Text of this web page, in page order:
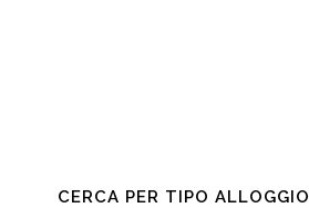
CERCA PER TIPO ALLOGGIO